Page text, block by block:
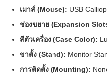
เมาส์ (Mouse): USB
ช่องขยาย (Expansion
สีตัวเครื่อง (Case Color):
ขาตั้ง (Stand): Monitor
การติดตั้ง (Mounting):